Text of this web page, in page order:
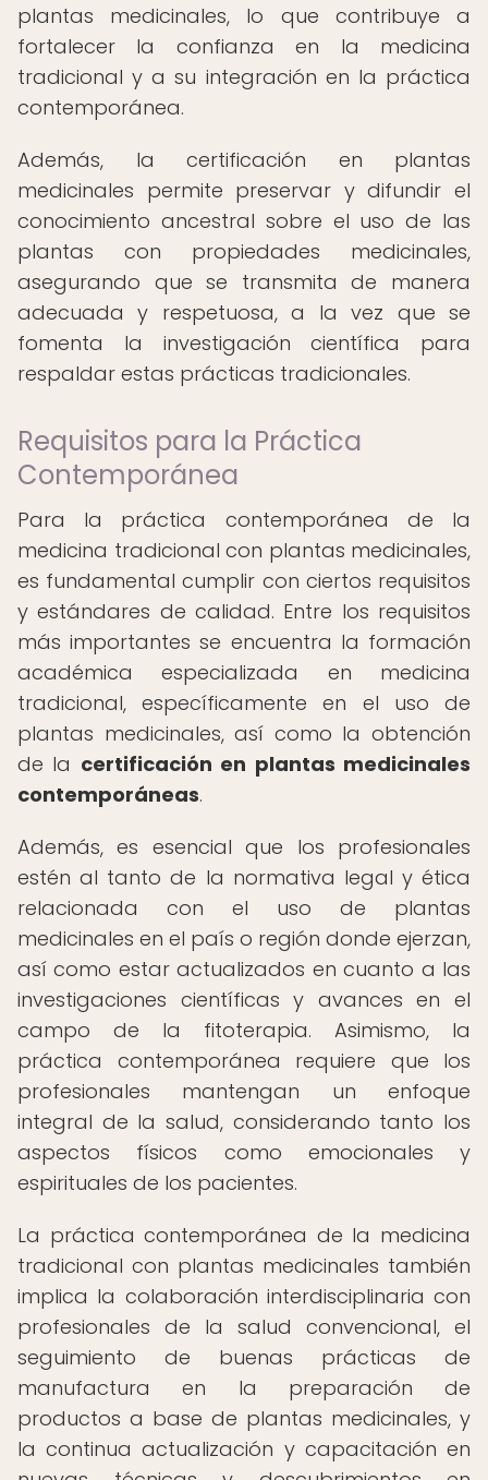
plantas medicinales, lo que contribuye a
fortalecer la confianza en la medicina
tradicional y a su integración en la práctica
contemporánea.
Además, la certificación en plantas
medicinales permite preservar y difundir el
conocimiento ancestral sobre el uso de las
plantas con propiedades medicinales,
asegurando que se transmita de manera
adecuada y respetuosa, a la vez que se
fomenta la investigación científica para
respaldar estas prácticas tradicionales.
Requisitos para la Práctica
Contemporánea
Para la práctica contemporánea de la
medicina tradicional con plantas medicinales,
es fundamental cumplir con ciertos requisitos
y estándares de calidad. Entre los requisitos
más importantes se encuentra la formación
académica especializada en medicina
tradicional, específicamente en el uso de
plantas medicinales, así como la obtención
de la certificación en plantas medicinales
contemporáneas.
Además, es esencial que los profesionales
estén al tanto de la normativa legal y ética
relacionada con el uso de plantas
medicinales en el país o región donde ejerzan,
así como estar actualizados en cuanto a las
investigaciones científicas y avances en el
campo de la fitoterapia. Asimismo, la
práctica contemporánea requiere que los
profesionales mantengan un enfoque
integral de la salud, considerando tanto los
aspectos físicos como emocionales y
espirituales de los pacientes.
La práctica contemporánea de la medicina
tradicional con plantas medicinales también
implica la colaboración interdisciplinaria con
profesionales de la salud convencional, el
seguimiento de buenas prácticas de
manufactura en la preparación de
productos a base de plantas medicinales, y
la continua actualización y capacitación en